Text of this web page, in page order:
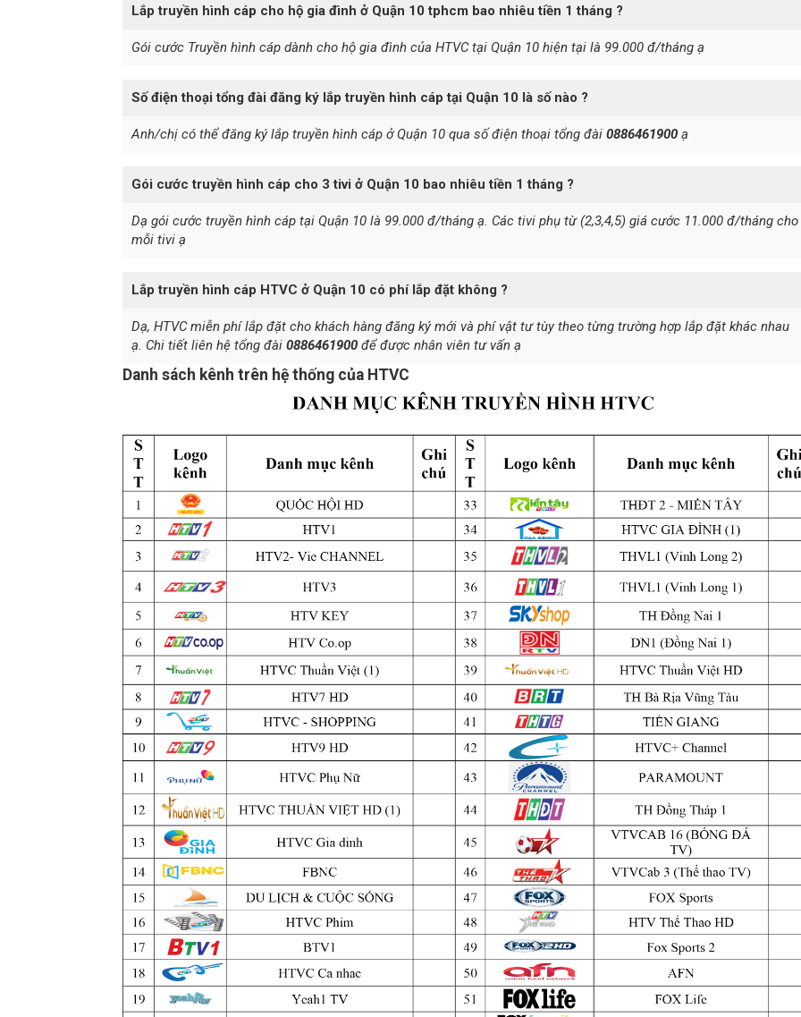
Lắp truyền hình cáp cho hộ gia đình ở Quận 10 tphcm bao nhiêu tiền 1 tháng ?
Gói cước Truyền hình cáp dành cho hộ gia đình của HTVC tại Quận 10 hiện tại là 99.000 đ/tháng ạ
Số điện thoại tổng đài đăng ký lắp truyền hình cáp tại Quận 10 là số nào ?
Anh/chị có thể đăng ký lắp truyền hình cáp ở Quận 10 qua số điện thoại tổng đài 0886461900 ạ
Gói cước truyền hình cáp cho 3 tivi ở Quận 10 bao nhiêu tiền 1 tháng ?
Dạ gói cước truyền hình cáp tại Quận 10 là 99.000 đ/tháng ạ. Các tivi phụ từ (2,3,4,5) giá cước 11.000 đ/tháng cho
mỗi tivi ạ
Lắp truyền hình cáp HTVC ở Quận 10 có phí lắp đặt không ?
Dạ, HTVC miễn phí lắp đặt cho khách hàng đăng ký mới và phí vật tư tùy theo từng trường hợp lắp đặt khác nhau
ạ. Chi tiết liên hệ tổng đài 0886461900 để được nhân viên tư vấn ạ
Danh sách kênh trên hệ thống của HTVC